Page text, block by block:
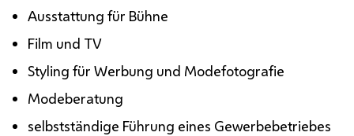
Ausstattung für Bühne
Film und TV
Styling für Werbung und Modefotografie
Modeberatung
selbstständige Führung eines Gewerbebetriebes